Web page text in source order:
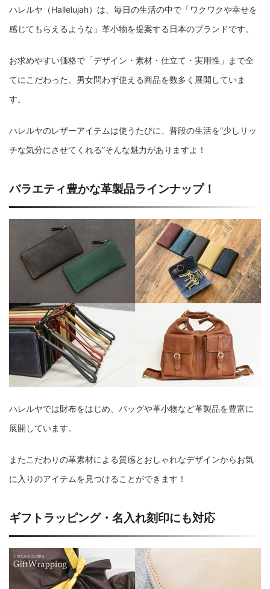
ハレルヤ（Hallelujah）は、毎日の生活の中で「ワクワクや幸せを
感じてもらえるような」革小物を提案する日本のブランドです。
お求めやすい価格で「デザイン・素材・仕立て・実用性」まで全
てにこだわった、男女問わず使える商品を数多く展開していま
す。
ハレルヤのレザーアイテムは使うたびに、普段の生活を“少しリッ
チな気分にさせてくれる”そんな魅力がありますよ！
バラエティ豊かな革製品ラインナップ！
ハレルヤでは財布をはじめ、バッグや革小物など革製品を豊富に
展開しています。
またこだわりの革素材による質感とおしゃれなデザインからお気
に入りのアイテムを見つけることができます！
ギフトラッピング・名入れ刻印にも対応